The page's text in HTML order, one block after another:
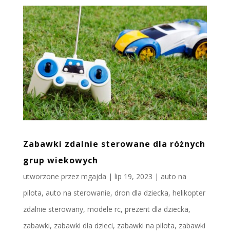
Zabawki zdalnie sterowane dla różnych
grup wiekowych
utworzone przez mgajda | lip 19, 2023 | auto na
pilota, auto na sterowanie, dron dla dziecka, helikopter
zdalnie sterowany, modele rc, prezent dla dziecka,
zabawki, zabawki dla dzieci, zabawki na pilota, zabawki